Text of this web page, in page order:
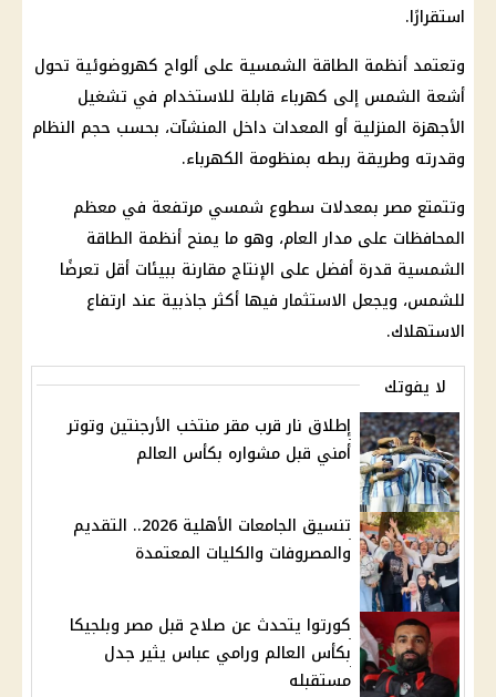
استقرارًا.
وتعتمد أنظمة الطاقة الشمسية على ألواح كهروضوئية تحول
أشعة الشمس إلى كهرباء قابلة للاستخدام في تشغيل
الأجهزة المنزلية أو المعدات داخل المنشآت، بحسب حجم النظام
وقدرته وطريقة ربطه بمنظومة الكهرباء.
وتتمتع مصر بمعدلات سطوع شمسي مرتفعة في معظم
المحافظات على مدار العام، وهو ما يمنح أنظمة الطاقة
الشمسية قدرة أفضل على الإنتاج مقارنة ببيئات أقل تعرضًا
للشمس، ويجعل الاستثمار فيها أكثر جاذبية عند ارتفاع
الاستهلاك.
لا يفوتك
إطلاق نار قرب مقر منتخب الأرجنتين وتوتر
أمني قبل مشواره بكأس العالم
تنسيق الجامعات الأهلية 2026.. التقديم
والمصروفات والكليات المعتمدة
كورتوا يتحدث عن صلاح قبل مصر وبلجيكا
بكأس العالم ورامي عباس يثير جدل
مستقبله